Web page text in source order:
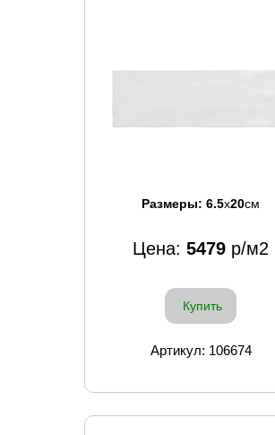
Размеры: 6.5x20см
Цена: 5479 р/м2
Купить
Артикул: 106674